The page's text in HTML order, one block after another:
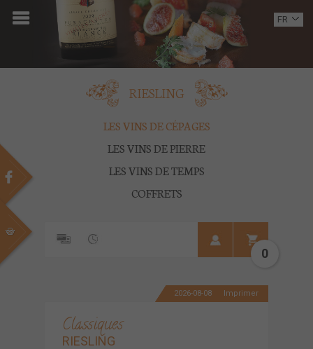
ACCUEIL
DOMAINE
OENOTOURISME
BOUTIQUE
FR
RIESLING
LES VINS DE CÉPAGES
LES VINS DE PIERRE
LES VINS DE TEMPS
COFFRETS
0
2026-08-08 Imprimer
Classiques
RIESLING